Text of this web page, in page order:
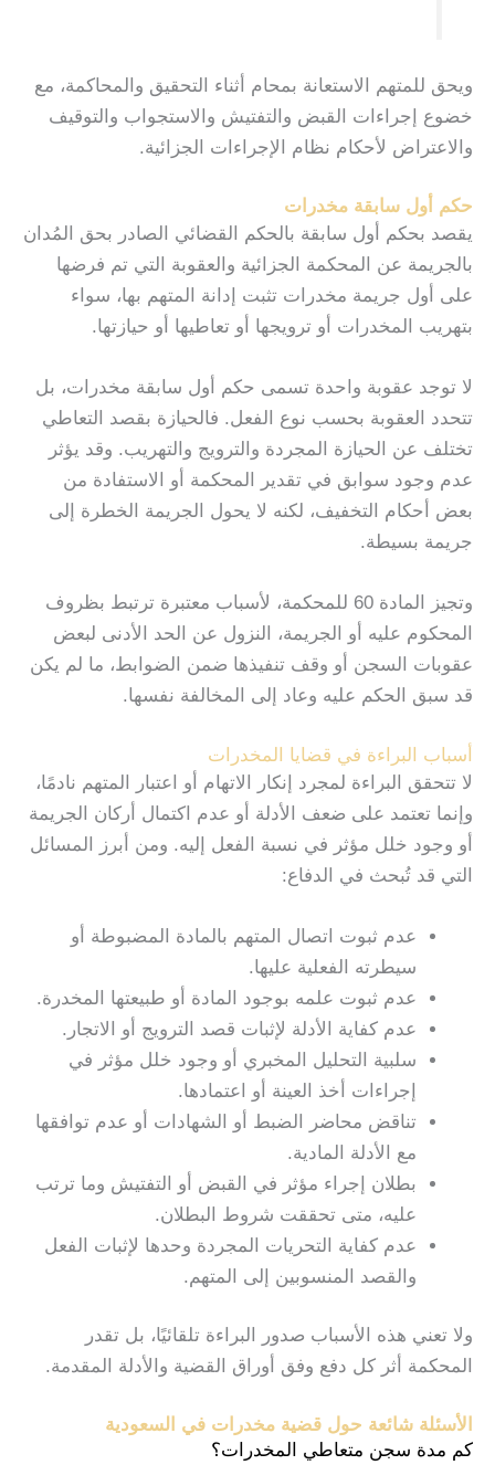
ويحق للمتهم الاستعانة بمحام أثناء التحقيق والمحاكمة، مع
خضوع إجراءات القبض والتفتيش والاستجواب والتوقيف
والاعتراض لأحكام نظام الإجراءات الجزائية.
حكم أول سابقة مخدرات
يقصد بحكم أول سابقة بالحكم القضائي الصادر بحق المُدان
بالجريمة عن المحكمة الجزائية والعقوبة التي تم فرضها
على أول جريمة مخدرات تثبت إدانة المتهم بها، سواء
بتهريب المخدرات أو ترويجها أو تعاطيها أو حيازتها.
لا توجد عقوبة واحدة تسمى حكم أول سابقة مخدرات، بل
تتحدد العقوبة بحسب نوع الفعل. فالحيازة بقصد التعاطي
تختلف عن الحيازة المجردة والترويج والتهريب. وقد يؤثر
عدم وجود سوابق في تقدير المحكمة أو الاستفادة من
بعض أحكام التخفيف، لكنه لا يحول الجريمة الخطرة إلى
جريمة بسيطة.
وتجيز المادة 60 للمحكمة، لأسباب معتبرة ترتبط بظروف
المحكوم عليه أو الجريمة، النزول عن الحد الأدنى لبعض
عقوبات السجن أو وقف تنفيذها ضمن الضوابط، ما لم يكن
قد سبق الحكم عليه وعاد إلى المخالفة نفسها.
أسباب البراءة في قضايا المخدرات
لا تتحقق البراءة لمجرد إنكار الاتهام أو اعتبار المتهم نادمًا،
وإنما تعتمد على ضعف الأدلة أو عدم اكتمال أركان الجريمة
أو وجود خلل مؤثر في نسبة الفعل إليه. ومن أبرز المسائل
التي قد تُبحث في الدفاع:
عدم ثبوت اتصال المتهم بالمادة المضبوطة أو
سيطرته الفعلية عليها.
عدم ثبوت علمه بوجود المادة أو طبيعتها المخدرة.
عدم كفاية الأدلة لإثبات قصد الترويج أو الاتجار.
سلبية التحليل المخبري أو وجود خلل مؤثر في
إجراءات أخذ العينة أو اعتمادها.
تناقض محاضر الضبط أو الشهادات أو عدم توافقها
مع الأدلة المادية.
بطلان إجراء مؤثر في القبض أو التفتيش وما ترتب
عليه، متى تحققت شروط البطلان.
عدم كفاية التحريات المجردة وحدها لإثبات الفعل
والقصد المنسوبين إلى المتهم.
ولا تعني هذه الأسباب صدور البراءة تلقائيًا، بل تقدر
المحكمة أثر كل دفع وفق أوراق القضية والأدلة المقدمة.
الأسئلة شائعة حول قضية مخدرات في السعودية
كم مدة سجن متعاطي المخدرات؟